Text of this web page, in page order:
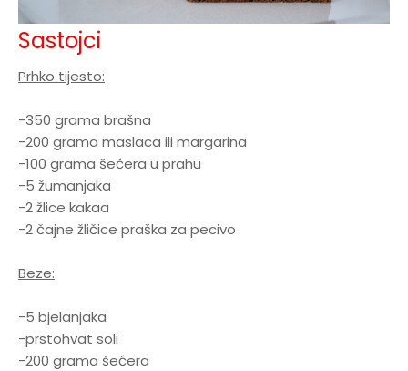
Sastojci
Prhko tijesto:
-350 grama brašna
-200 grama maslaca ili margarina
-100 grama šećera u prahu
-5 žumanjaka
-2 žlice kakaa
-2 čajne žličice praška za pecivo
Beze:
-5 bjelanjaka
-prstohvat soli
-200 grama šećera